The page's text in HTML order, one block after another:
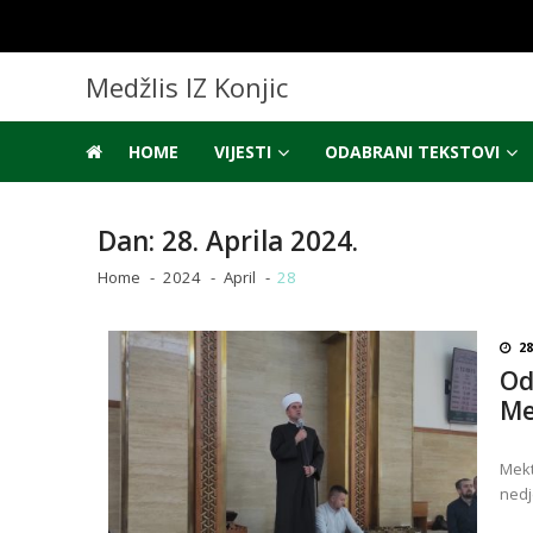
navigation
content
Medžlis IZ Konjic
HOME VIJESTI ODABRANI TEKSTOVI
Dan: 28. Aprila 2024.
Home 2024 April 28